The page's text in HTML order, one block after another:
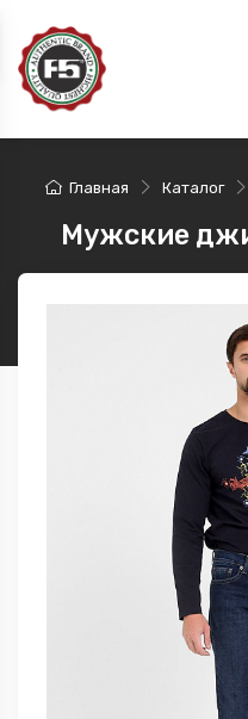
Главная Каталог
Мужские